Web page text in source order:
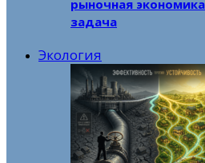
рыночная
задача
Экология